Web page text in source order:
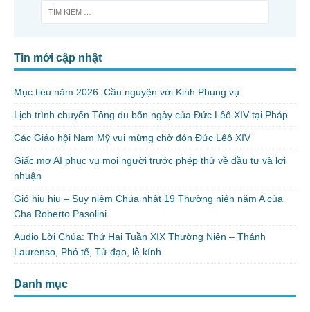
Tin mới cập nhật
Mục tiêu năm 2026: Cầu nguyện với Kinh Phụng vụ
Lịch trình chuyến Tông du bốn ngày của Đức Lêô XIV tại Pháp
Các Giáo hội Nam Mỹ vui mừng chờ đón Đức Lêô XIV
Giấc mơ AI phục vụ mọi người trước phép thử về đầu tư và lợi
nhuận
Gió hiu hiu – Suy niệm Chúa nhật 19 Thường niên năm A của
Cha Roberto Pasolini
Audio Lời Chúa: Thứ Hai Tuần XIX Thường Niên – Thánh
Laurenso, Phó tế, Tử đạo, lễ kính
Danh mục